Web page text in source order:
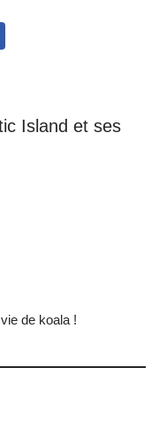
Island et ses
de koala !